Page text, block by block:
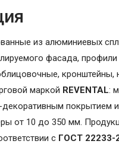
из алюминиевых
фасада,
кронштейны,
маркой REVENTAL:
покрытием
от 10 до 350 мм.
с ГОСТ 22233-